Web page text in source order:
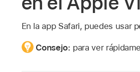
En la app Safari, puedes usar
Consejo: para ver